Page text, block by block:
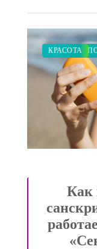
ЗАКУПКИ
КРАСОТА
Как